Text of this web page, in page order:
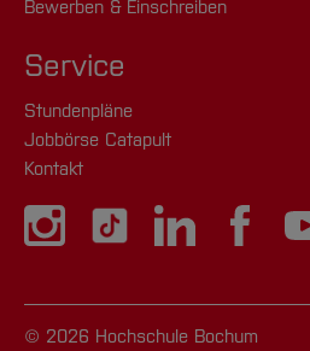
Bewerben & Einschreiben
Service
Stundenpläne
Jobbörse Catapult
Kontakt
© 2026 Hochschule Bochum